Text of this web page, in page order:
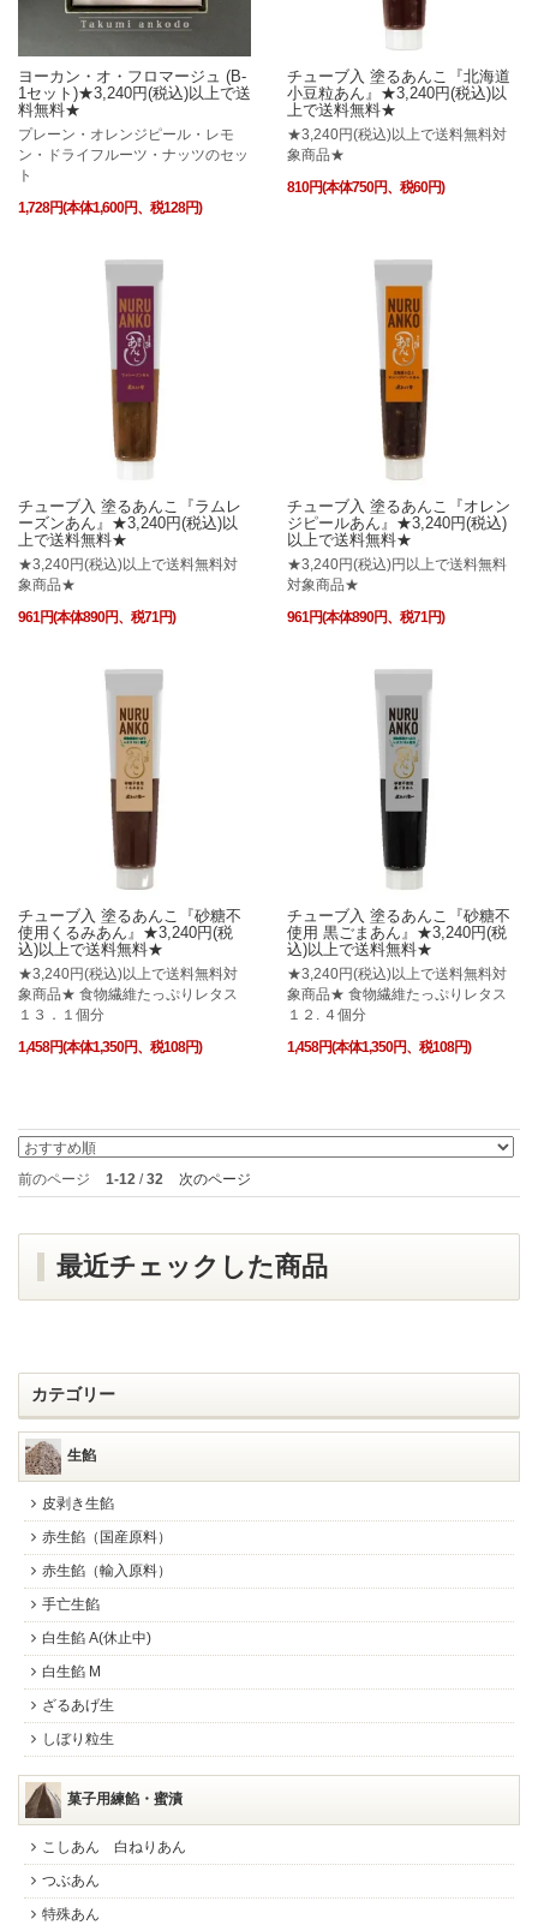
ヨーカン・オ・フロマージュ (B-
1セット)★3,240円(税込)以上で送
料無料★
プレーン・オレンジピール・レモ
ン・ドライフルーツ・ナッツのセッ
ト
1,728円(本体1,600円、税128円)
チューブ入 塗るあんこ『北海道
小豆粒あん』★3,240円(税込)以
上で送料無料★
★3,240円(税込)以上で送料無料対
象商品★
810円(本体750円、税60円)
チューブ入 塗るあんこ『ラムレ
ーズンあん』★3,240円(税込)以
上で送料無料★
★3,240円(税込)以上で送料無料対
象商品★
961円(本体890円、税71円)
チューブ入 塗るあんこ『オレン
ジピールあん』★3,240円(税込)
以上で送料無料★
★3,240円(税込)円以上で送料無料
対象商品★
961円(本体890円、税71円)
チューブ入 塗るあんこ『砂糖不
使用くるみあん』★3,240円(税
込)以上で送料無料★
★3,240円(税込)以上で送料無料対
象商品★ 食物繊維たっぷりレタス
１３．１個分
1,458円(本体1,350円、税108円)
チューブ入 塗るあんこ『砂糖不
使用 黒ごまあん』★3,240円(税
込)以上で送料無料★
★3,240円(税込)以上で送料無料対
象商品★ 食物繊維たっぷりレタス
１２. ４個分
1,458円(本体1,350円、税108円)
前のページ 1-12 /32 次のページ
最近チェックした商品
カテゴリー
生餡
皮剥き生餡
赤生餡（国産原料）
赤生餡（輸入原料）
手亡生餡
白生餡 A(休止中)
白生餡 M
ざるあげ生
しぼり粒生
菓子用練餡・蜜漬
こしあん 白ねりあん
つぶあん
特殊あん